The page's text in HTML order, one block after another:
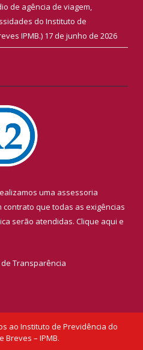
de agência de viagem,
do Instituto de
IPMB.) 17 de junho de 2026
uma assessoria
que todas as exigências
serão atendidas. Clique aqui e
Transparência
ao Instituto de Previdência do
Breves – IPMB.